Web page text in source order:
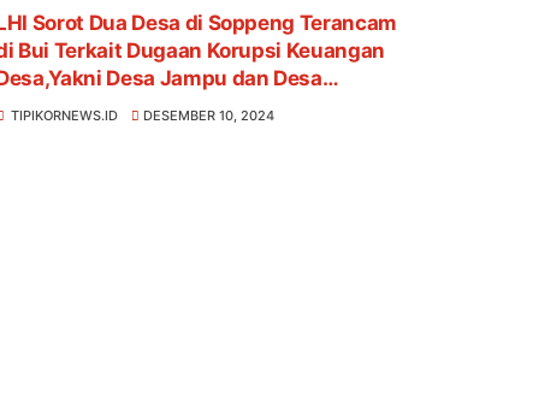
Sorot Dua Desa di Soppeng Terancam
Bui Terkait Dugaan Korupsi Keuangan
Desa Jampu dan Desa
TIPIKORNEWS.ID DESEMBER 10, 2024